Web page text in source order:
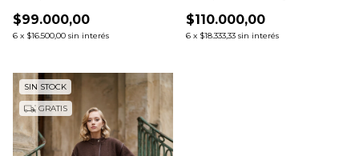
$99.000,00
6 x $16.500,00 sin interés
$110.000,00
6 x $18.333,33 sin interés
SIN STOCK
GRATIS